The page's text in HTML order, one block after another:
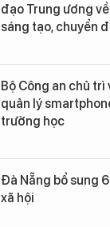
đạo Trung ương
sáng tạo, chuyển
Bộ Công an chủ
quản lý
trường học
Đà Nẵng bổ sung
xã hội